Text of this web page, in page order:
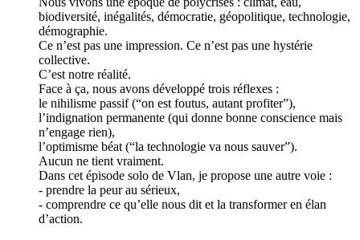
biodiversité, inégalités, démocratie, géopolitique, technologie,
démographie.
Ce n’est pas une impression. Ce n’est pas une hystérie
collective.
C’est notre réalité.
Face à ça, nous avons développé trois réflexes :
le nihilisme passif (“on est foutus, autant profiter”),
l’indignation permanente (qui donne bonne conscience mais
n’engage rien),
l’optimisme béat (“la technologie va nous sauver”).
Aucun ne tient vraiment.
Dans cet épisode solo de Vlan, je propose une autre voie :
- prendre la peur au sérieux,
- comprendre ce qu’elle nous dit et la transformer en élan
d’action.